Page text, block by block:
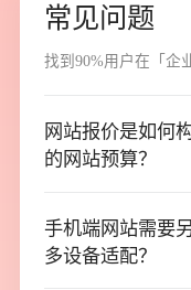
常见问题
找到90%用 户在 「企
网站报价是如何
的网站预算？
网站报价是如何
的网站预算？
手机端网站需要
多设备适配？
手机端网站需要
多设备适配？